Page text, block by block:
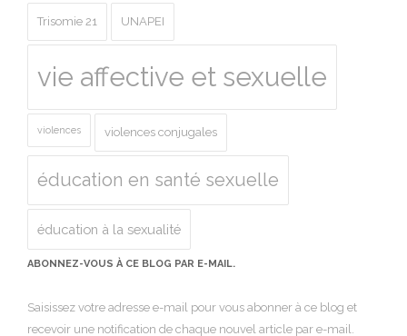
Trisomie 21 UNAPEI
vie affective et sexuelle
violences violences conjugales
éducation en santé sexuelle
éducation à la sexualité
ABONNEZ-VOUS À CE BLOG PAR E-MAIL.
Saisissez votre adresse e-mail pour vous abonner à ce blog et
recevoir une notification de chaque nouvel article par e-mail.